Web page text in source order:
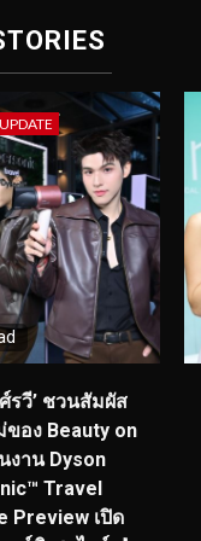
UPDATE
รวี’ ชวนสัมผัส
อง Beauty on
งาน Dyson
Travel
Preview เปิด